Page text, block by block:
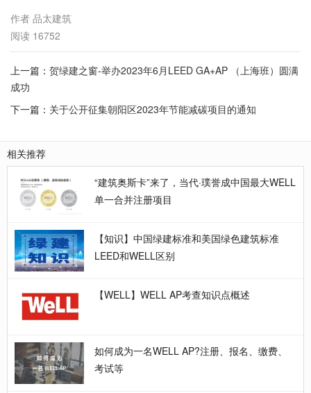
作者 品太建筑
阅读 16752
上一篇： 贺绿建之窗-举办2023年6月LEED GA+AP （上海班）圆满
成功
下一篇： 关于公开征集朝阳区2023年节能减碳项目的通知
相关推荐
“建筑奥斯卡”来了，当代·璞誉成中国最大WELL
单一合并注册项目
【知识】中国绿建标准和美国绿色建筑标准
LEED和WELL区别
【WELL】WELL AP考查知识点概述
如何成为一名WELL AP?注册、报名、缴费、
考试等